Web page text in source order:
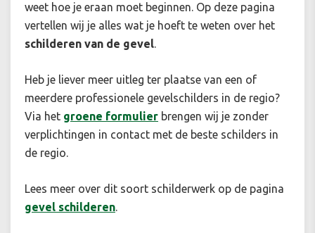
weet hoe je eraan moet beginnen. Op deze pagina
vertellen wij je alles wat je hoeft te weten over het
schilderen van de gevel.
Heb je liever meer uitleg ter plaatse van een of
meerdere professionele gevelschilders in de regio?
Via het groene formulier brengen wij je zonder
verplichtingen in contact met de beste schilders in
de regio.
Lees meer over dit soort schilderwerk op de pagina
gevel schilderen.